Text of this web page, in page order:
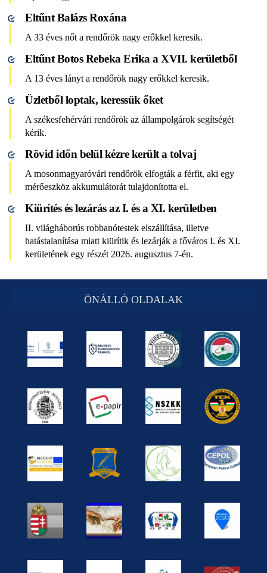
Eltűnt Balázs Roxána
A 33 éves nőt a rendőrök nagy erőkkel keresik.
Eltűnt Botos Rebeka Erika a XVII. kerületből
A 13 éves lányt a rendőrök nagy erőkkel keresik.
Üzletből loptak, keressük őket
A székesfehérvári rendőrök az állampolgárok segítségét
kérik.
Rövid időn belül kézre került a tolvaj
A mosonmagyaróvári rendőrök elfogták a férfit, aki egy
mérőeszköz akkumulátorát tulajdonította el.
Kiürítés és lezárás az I. és a XI. kerületben
II. világháborús robbanótestek elszállítása, illetve
hatástalanítása miatt kiürítik és lezárják a főváros I. és XI.
kerületének egy részét 2026. augusztus 7-én.
ÖNÁLLÓ OLDALAK